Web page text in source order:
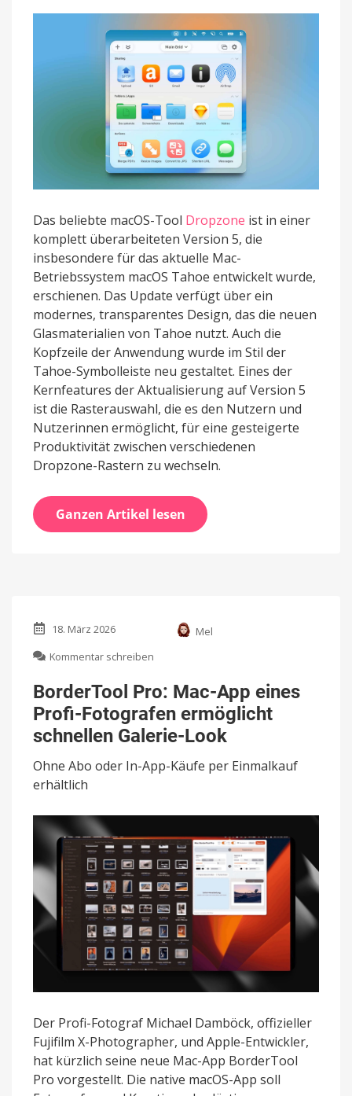
Das beliebte macOS-Tool Dropzone ist in einer
komplett überarbeiteten Version 5, die
insbesondere für das aktuelle Mac-
Betriebssystem macOS Tahoe entwickelt wurde,
erschienen. Das Update verfügt über ein
modernes, transparentes Design, das die neuen
Glasmaterialien von Tahoe nutzt. Auch die
Kopfzeile der Anwendung wurde im Stil der
Tahoe-Symbolleiste neu gestaltet. Eines der
Kernfeatures der Aktualisierung auf Version 5
ist die Rasterauswahl, die es den Nutzern und
Nutzerinnen ermöglicht, für eine gesteigerte
Produktivität zwischen verschiedenen
Dropzone-Rastern zu wechseln.
Ganzen Artikel lesen
18. März 2026
Mel
Kommentar schreiben
Pro:
Mac-
App
eines
Profi-
Fotografen
ermöglicht
BorderTool Pro: Mac-App eines
Profi-Fotografen ermöglicht
schnellen Galerie-Look
Ohne Abo oder In-App-Käufe per Einmalkauf
erhältlich
Der Profi-Fotograf Michael Damböck, offizieller
Fujifilm X-Photographer, und Apple-Entwickler,
hat kürzlich seine neue Mac-App BorderTool
Pro vorgestellt. Die native macOS-App soll